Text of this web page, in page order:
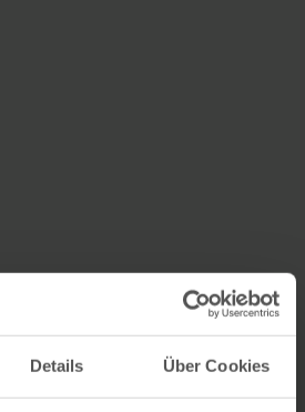
Details Über Cookies